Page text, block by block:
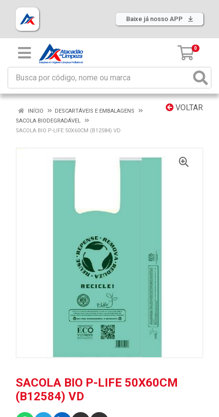
Baixe já nosso APP
0
VOLTAR
INÍCIO
DESCARTÁVEIS E EMBALAGENS
SACOLA BIODEGRADÁVEL
SACOLA BIO P-LIFE 50X60CM (B12584) VD
SACOLA BIO P-LIFE 50X60CM
(B12584) VD